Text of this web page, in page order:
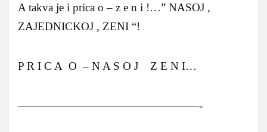
A takva je i prica o – z e n i !…” NASOJ ,
ZAJEDNICKOJ , ZENI “!
P R I C A O – N A S O J Z E N I…
————————————————-